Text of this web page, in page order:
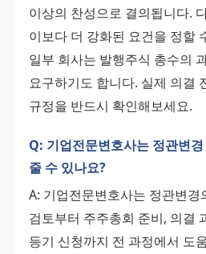
이상의 찬성으로 결의됩니다.
이보다 더 강화된 요건을 정할
일부 회사는 발행주식 총수의
요구하기도 합니다. 실제 의결
규정을 반드시 확인해보세요.
Q: 기업전문변호사는 정관변
줄 수 있나요?
A: 기업전문변호사는 정관변경
검토부터 주주총회 준비, 의결
등기 신청까지 전 과정에서 도